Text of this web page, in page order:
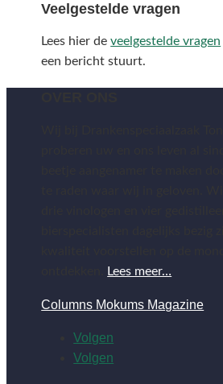
Veelgestelde vragen
Lees hier deveelgestelde vragen
een bericht stuurt.
Lees meer…
Columns Mokums Magazine
Volgen
Volgen